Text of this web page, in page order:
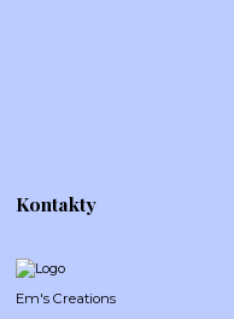
Kontakty
Em's Creations